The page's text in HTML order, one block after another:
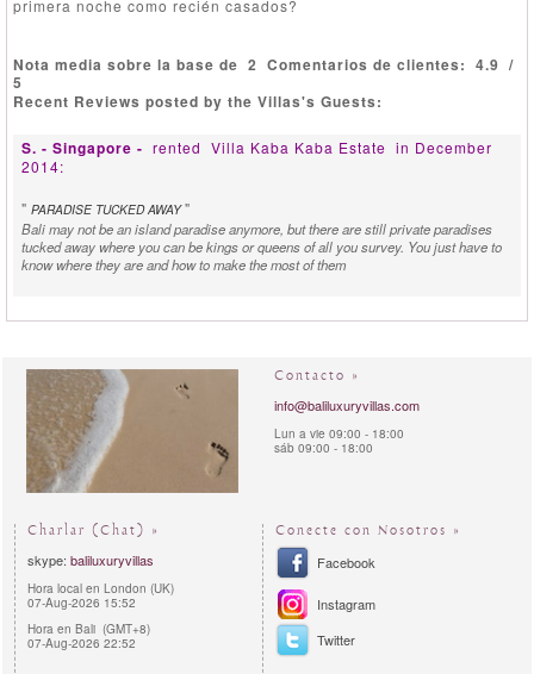
primera noche como recién casados?
Nota media sobre la base de 2 Comentarios de clientes: 4.9 /
5
Recent Reviews posted by the Villas's Guests:
S. - Singapore - rented Villa Kaba Kaba Estate in December
2014:
" PARADISE TUCKED AWAY"
Bali may not be an island paradise anymore, but there are still private paradises
tucked away where you can be kings or queens of all you survey. You just have to
know where they are and how to make the most of them
Contacto »
info@baliluxuryvillas.com
Lun a vie 09:00 - 18:00
sáb 09:00 - 18:00
Charlar (Chat) »
skype: baliluxuryvillas
Hora local en London (UK)
07-Aug-2026 15:52
Hora en Bali (GMT+8)
07-Aug-2026 22:52
Conecte con Nosotros »
Facebook
Instagram
Twitter